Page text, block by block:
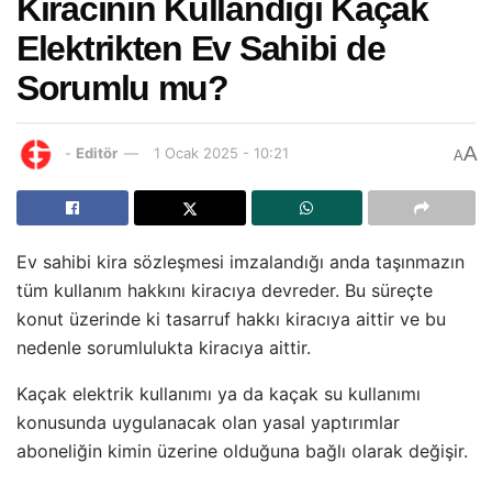
Kiracının Kullandığı Kaçak
Elektrikten Ev Sahibi de
Sorumlu mu?
- Editör 1 Ocak 2025 - 10:21 AA
Ev sahibi kira sözleşmesi imzalandığı anda taşınmazın
tüm kullanım hakkını kiracıya devreder. Bu süreçte
konut üzerinde ki tasarruf hakkı kiracıya aittir ve bu
nedenle sorumlulukta kiracıya aittir.
Kaçak elektrik kullanımı ya da kaçak su kullanımı
konusunda uygulanacak olan yasal yaptırımlar
aboneliğin kimin üzerine olduğuna bağlı olarak değişir.